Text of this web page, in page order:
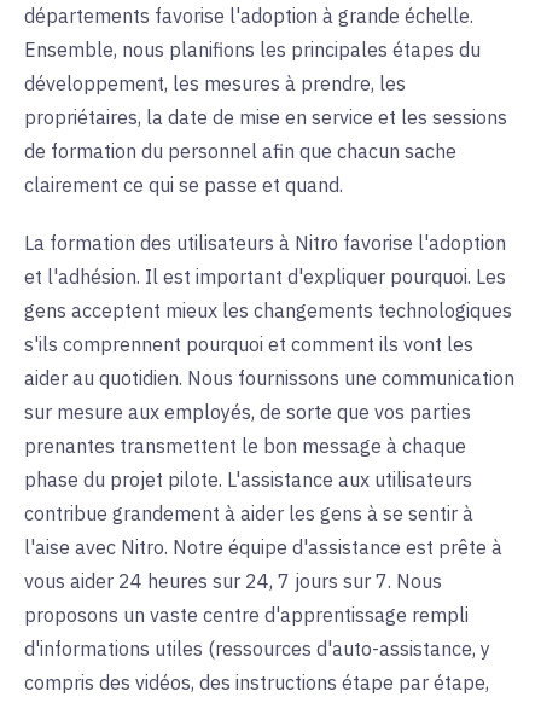
départements favorise l'adoption à grande échelle.
Ensemble, nous planifions les principales étapes du
développement, les mesures à prendre, les
propriétaires, la date de mise en service et les sessions
de formation du personnel afin que chacun sache
clairement ce qui se passe et quand.
La formation des utilisateurs à Nitro favorise l'adoption
et l'adhésion. Il est important d'expliquer pourquoi. Les
gens acceptent mieux les changements technologiques
s'ils comprennent pourquoi et comment ils vont les
aider au quotidien. Nous fournissons une communication
sur mesure aux employés, de sorte que vos parties
prenantes transmettent le bon message à chaque
phase du projet pilote. L'assistance aux utilisateurs
contribue grandement à aider les gens à se sentir à
l'aise avec Nitro. Notre équipe d'assistance est prête à
vous aider 24 heures sur 24, 7 jours sur 7. Nous
proposons un vaste centre d'apprentissage rempli
d'informations utiles (ressources d'auto-assistance, y
compris des vidéos, des instructions étape par étape,